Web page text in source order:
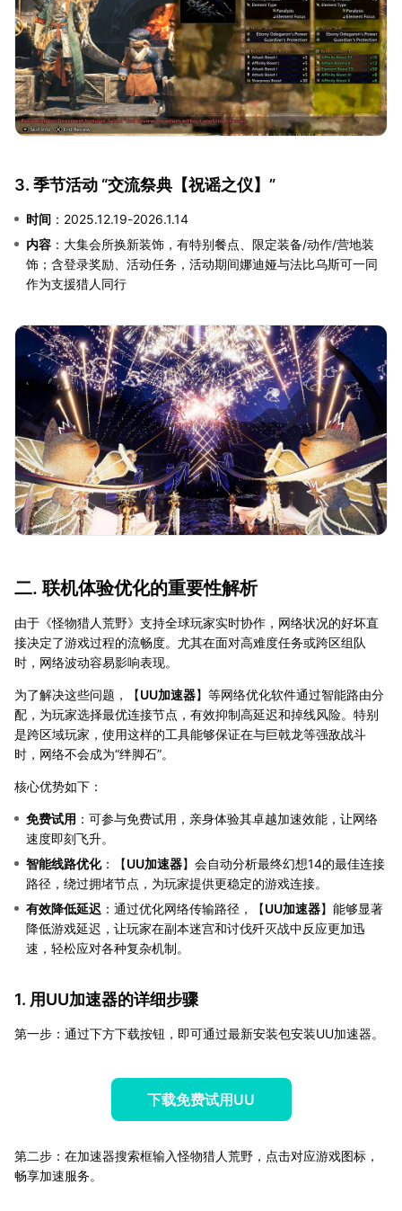
3. 季节活动 “交流祭典【祝谣之仪】”
时间 ：2025.12.19-2026.1.14
内容 ：大集会所换新装饰，有特别餐点、限定装备/动作/营地装
饰；含登录奖励、活动任务，活动期间娜迪娅与法比乌斯可一同
作为支援猎人同行
二. 联机体验优化的重要性解析
由于《怪物猎人荒野》支持全球玩家实时协作，网络状况的好坏直
接决定了游戏过程的流畅度。尤其在面对高难度任务或跨区组队
时，网络波动容易影响表现。
为了解决这些问题，【UU加速器】等网络优化软件通过智能路由分
配，为玩家选择最优连接节点，有效抑制高延迟和掉线风险。特别
是跨区域玩家，使用这样的工具能够保证在与巨戟龙等强敌战斗
时，网络不会成为“绊脚石”。
核心优势如下：
免费试用 ：可参与免费试用，亲身体验其卓越加速效能，让网络
速度即刻飞升。
智能线路优化：【UU加速器】会自动分析最终幻想14的最佳连接
路径，绕过拥堵节点，为玩家提供更稳定的游戏连接。
有效降低延迟 ：通过优化网络传输路径，【UU加速器】能够显著
降低游戏延迟，让玩家在副本迷宫和讨伐歼灭战中反应更加迅
速，轻松应对各种复杂机制。
1. 用UU加速器的详细步骤
第一步：通过下方下载按钮，即可通过最新安装包安装UU加速器。
下载免费试用UU
第二步：在加速器搜索框输入怪物猎人荒野，点击对应游戏图标，
畅享加速服务。